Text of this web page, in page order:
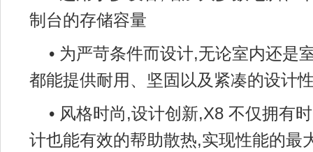
制台的存储容量
• 为严苛条件而设计,无论室内还是
都能提供耐用、坚固以及紧凑的设计
• 风格时尚,设计创新,X8 不仅拥有
计也能有效的帮助散热,实现性能的最